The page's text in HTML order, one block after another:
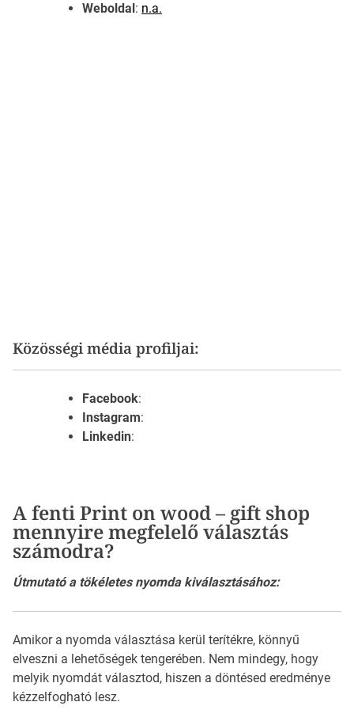
Weboldal : n.a.
Közösségi média profiljai:
Facebook:
Instagram:
Linkedin:
A fenti Print on wood – gift shop
mennyire megfelelő választás
számodra?
Útmutató a tökéletes nyomda kiválasztásához:
Amikor a nyomda választása kerül terítékre, könnyű
elveszni a lehetőségek tengerében. Nem mindegy, hogy
melyik nyomdát választod, hiszen a döntésed eredménye
kézzelfogható lesz.